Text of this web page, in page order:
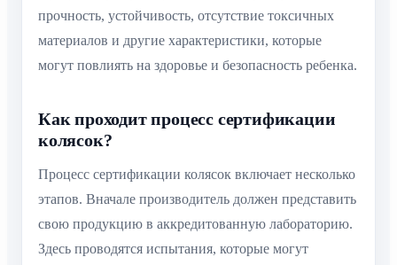
прочность, устойчивость, отсутствие токсичных
материалов и другие характеристики, которые
могут повлиять на здоровье и безопасность ребенка.
Как проходит процесс сертификации
колясок?
Процесс сертификации колясок включает несколько
этапов. Вначале производитель должен представить
свою продукцию в аккредитованную лабораторию.
Здесь проводятся испытания, которые могут